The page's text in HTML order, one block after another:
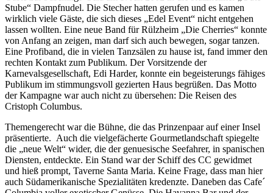
Stube“ Dampfnudel. Die Stecher hatten gerufen und es kamen
wirklich viele Gäste, die sich dieses „Edel Event“ nicht entgehen
lassen wollten. Eine neue Band für Rülzheim „Die Cherries“ konnte
von Anfang an zeigen, man darf sich auch bewegen, sogar tanzen.
Eine Profiband, die in vielen Tanzsälen zu hause ist, fand immer den
rechten Kontakt zum Publikum. Der Vorsitzende der
Karnevalsgesellschaft, Edi Harder, konnte ein begeisterungs fähiges
Publikum im stimmungsvoll gezierten Haus begrüßen. Das Motto
der Kampagne war auch nicht zu übersehen: Die Reisen des
Cristoph Columbus.
Themengerecht war die Bühne, die das Prinzenpaar auf einer Insel
präsentierte. Auch die vielgefächerte Gourmetlandschaft spiegelte
die „neue Welt“ wider, die der genuesische Seefahrer, in spanischen
Diensten, entdeckte. Ein Stand war der Schiff des CC gewidmet
und hieß prompt, Taverne Santa Maria. Keine Frage, dass man hier
auch Südamerikanische Spezialitäten kredenzte. Daneben das Cafe´